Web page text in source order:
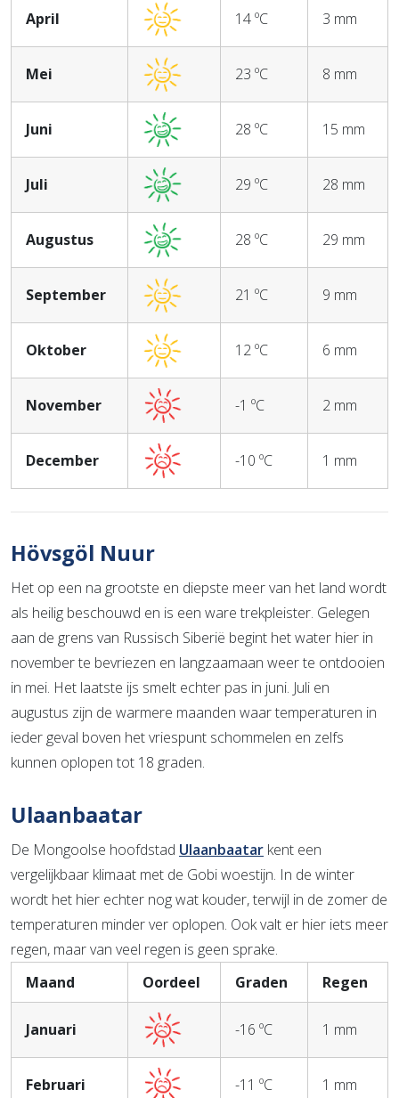
April 14 ºC 3 mm
Mei 23 ºC 8 mm
Juni 28 ºC 15 mm
Juli 29 ºC 28 mm
Augustus 28 ºC 29 mm
September 21 ºC 9 mm
Oktober 12 ºC 6 mm
November -1 ºC 2 mm
December -10 ºC 1 mm
Hövsgöl Nuur
Het op een na grootste en diepste meer van het land wordt
als heilig beschouwd en is een ware trekpleister. Gelegen
aan de grens van Russisch Siberië begint het water hier in
november te bevriezen en langzaamaan weer te ontdooien
in mei. Het laatste ijs smelt echter pas in juni. Juli en
augustus zijn de warmere maanden waar temperaturen in
ieder geval boven het vriespunt schommelen en zelfs
kunnen oplopen tot 18 graden.
Ulaanbaatar
De Mongoolse hoofdstad Ulaanbaatar kent een
vergelijkbaar klimaat met de Gobi woestijn. In de winter
wordt het hier echter nog wat kouder, terwijl in de zomer de
temperaturen minder ver oplopen. Ook valt er hier iets meer
regen, maar van veel regen is geen sprake.
Maand
Oordeel Graden Regen
Januari -16 ºC 1 mm
Februari -11 ºC 1 mm